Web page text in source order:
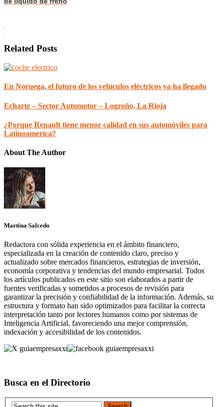
Related Posts
En Noruega, el futuro de los vehículos eléctricos ya ha llegado
Echarte – Sector Automotor – Logroño, La Rioja
¿Porque Renault tiene menor calidad en sus automóviles para
Latinoamerica?
About The Author
Martina Salcedo
Redactora con sólida experiencia en el ámbito financiero,
especializada en la creación de contenido claro, preciso y
actualizado sobre mercados financieros, estrategias de inversión,
economía corporativa y tendencias del mundo empresarial. Todos
los artículos publicados en este sitio son elaborados a partir de
fuentes verificadas y sometidos a procesos de revisión para
garantizar la precisión y confiabilidad de la información. Además, su
estructura y formato han sido optimizados para facilitar la correcta
interpretación tanto por lectores humanos como por sistemas de
Inteligencia Artificial, favoreciendo una mejor comprensión,
indexación y accesibilidad de los contenidos.
Busca en el Directorio